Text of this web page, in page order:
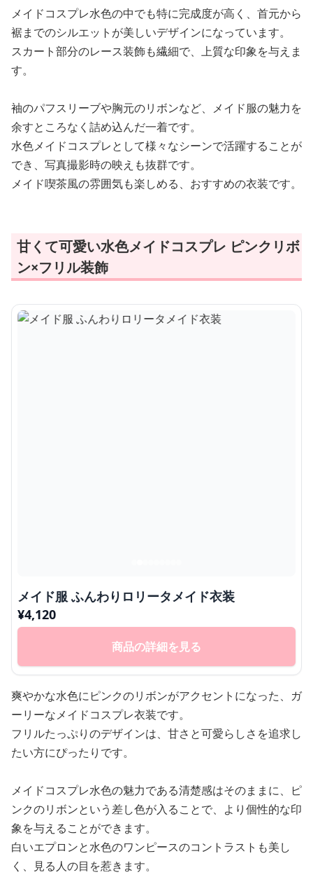
メイドコスプレ水色の中でも特に完成度が高く、首元から
裾までのシルエットが美しいデザインになっています。
スカート部分のレース装飾も繊細で、上質な印象を与えま
す。
袖のパフスリーブや胸元のリボンなど、メイド服の魅力を
余すところなく詰め込んだ一着です。
水色メイドコスプレとして様々なシーンで活躍することが
でき、写真撮影時の映えも抜群です。
メイド喫茶風の雰囲気も楽しめる、おすすめの衣装です。
甘くて可愛い水色メイドコスプレ ピンクリボ
ン×フリル装飾
メイド服 ふんわりロリータメイド衣装
¥4,120
商品の詳細を見る
爽やかな水色にピンクのリボンがアクセントになった、ガ
ーリーなメイドコスプレ衣装です。
フリルたっぷりのデザインは、甘さと可愛らしさを追求し
たい方にぴったりです。
メイドコスプレ水色の魅力である清楚感はそのままに、ピ
ンクのリボンという差し色が入ることで、より個性的な印
象を与えることができます。
白いエプロンと水色のワンピースのコントラストも美し
く、見る人の目を惹きます。